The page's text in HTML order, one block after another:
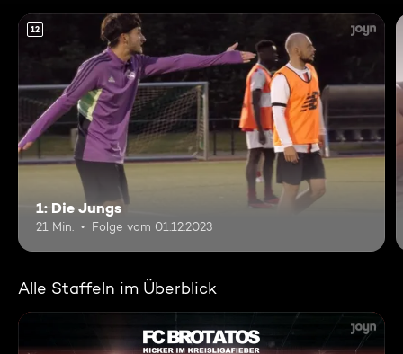
12
1: Die Jungs
21 Min. Folge vom 01.12.2023
Alle Staffeln im Überblick